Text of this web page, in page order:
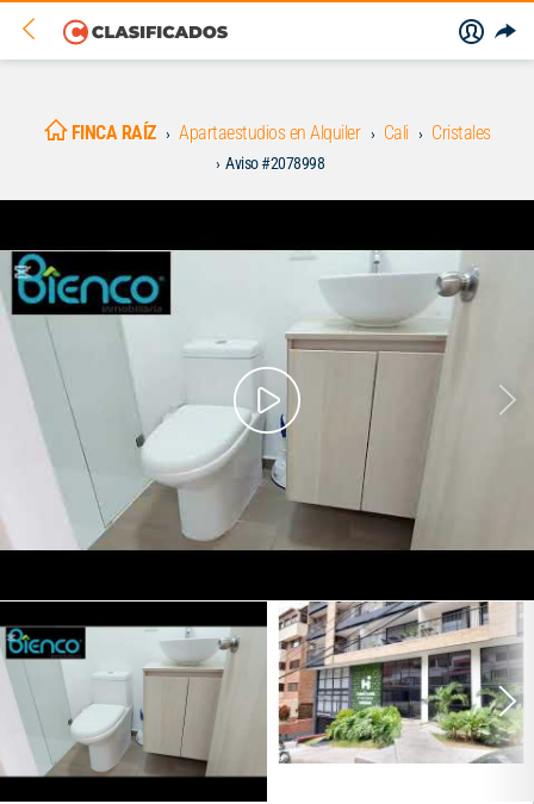
FINCA RAÍZ Apartaestudios en Alquiler Cali Cristales
Aviso #2078998